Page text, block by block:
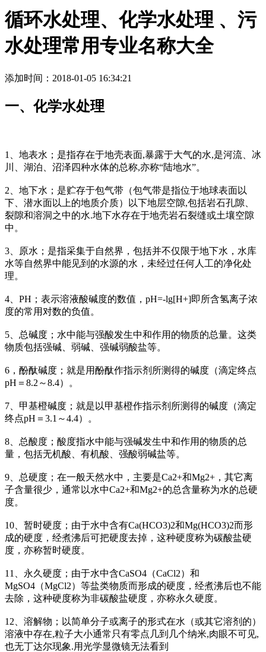
循环水处理、化学水处理 、污
水处理常用专业名称大全
添加时间：2018-01-05 16:34:21
一、化学水处理
1、地表水；是指存在于地壳表面,暴露于大气的水,是河流、冰
川、湖泊、沼泽四种水体的总称,亦称“陆地水”。
2、地下水；是贮存于包气带（包气带是指位于地球表面以
下、潜水面以上的地质介质）以下地层空隙,包括岩石孔隙、
裂隙和溶洞之中的水.地下水存在于地壳岩石裂缝或土壤空隙
中。
3、原水；是指采集于自然界，包括并不仅限于地下水，水库
水等自然界中能见到的水源的水，未经过任何人工的净化处
理。
4、PH；表示溶液酸碱度的数值，pH=-lg[H+]即所含氢离子浓
度的常用对数的负值。
5、总碱度；水中能与强酸发生中和作用的物质的总量。这类
物质包括强碱、弱碱、强碱弱酸盐等。
6，酚酞碱度；就是用酚酞作指示剂所测得的碱度（滴定终点
pH＝8.2～8.4）。
7、甲基橙碱度；就是以甲基橙作指示剂所测得的碱度（滴定
终点pH＝3.1～4.4）。
8、总酸度；酸度指水中能与强碱发生中和作用的物质的总
量，包括无机酸、有机酸、强酸弱碱盐等。
9、总硬度；在一般天然水中，主要是Ca2+和Mg2+，其它离
子含量很少，通常以水中Ca2+和Mg2+的总含量称为水的总硬
度。
10、暂时硬度；由于水中含有Ca(HCO3)2和Mg(HCO3)2而形
成的硬度，经煮沸后可把硬度去掉，这种硬度称为碳酸盐硬
度，亦称暂时硬度。
11、永久硬度；由于水中含CaSO4（CaCl2）和
MgSO4（MgCl2）等盐类物质而形成的硬度，经煮沸后也不能
去除，这种硬度称为非碳酸盐硬度，亦称永久硬度。
12、溶解物；以简单分子或离子的形式在水（或其它溶剂的）
溶液中存在,粒子大小通常只有零点几到几个纳米,肉眼不可见,
也无丁达尔现象.用光学显微镜无法看到